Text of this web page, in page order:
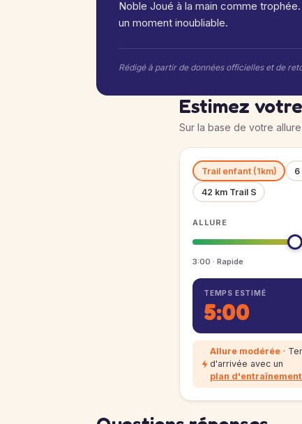
Noble Joué à la main comme
un moment inoubliable.
Rédigé à partir de données officielles et de
Estimez
Sur la base de votre
Trail enfant (1km) 6
42 km Trail S
ALLURE
3:00 · Rapide
TEMPS ESTIMÉ
5:00
Allure modérée ·
d'arrivée avec un
plan